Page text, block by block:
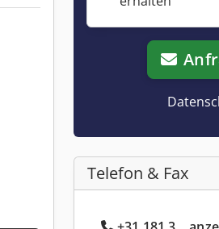
Telefon & Fax